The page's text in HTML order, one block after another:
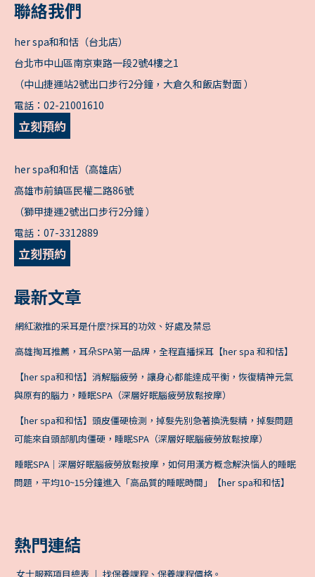
聯絡我們
her spa和和恬（台北店）
台北市中山區南京東路一段2號4樓之1
（中山捷運站2號出口步行2分鐘，大倉久和飯店對面 ）
電話： 02-21001610
立刻預約
her spa和和恬（高雄店）
高雄市前鎮區民權二路86號
（獅甲捷運2號出口步行2分鐘 ）
電話： 07-3312889
立刻預約
最新文章
網紅激推的采耳是什麼?採耳的功效、好處及禁忌
高雄掏耳推薦，耳朵SPA第一品牌，全程直播採耳【her spa 和和恬】
【her spa和和恬】消解腦疲勞，讓身心都能達成平衡，恢復精神元氣
與原有的腦力，睡眠SPA（深層好眠腦疲勞放鬆按摩）
【her spa和和恬】頭皮僵硬檢測，掉髮先別急著換洗髮精，掉髮問題
可能來自頭部肌肉僵硬，睡眠SPA（深層好眠腦疲勞放鬆按摩）
睡眠SPA｜深層好眠腦疲勞放鬆按摩，如何用漢方概念解決惱人的睡眠
問題，平均10~15分鐘進入「高品質的睡眠時間」【her spa和和恬】
熱門連結
女士服務項目總表 ｜ 找保養課程、保養課程價格。